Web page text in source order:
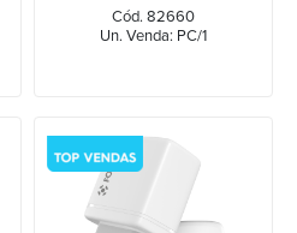
Cód. 82660
Un. Venda: PC/1